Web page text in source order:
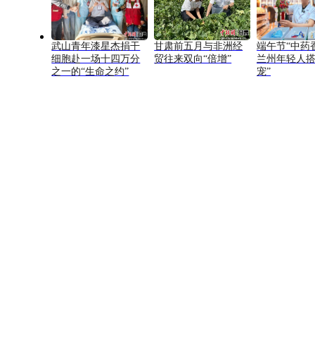
武山青年漆星杰捐干
细胞赴一场十四万分
之一的“生命之约”
甘肃前五月与非洲经
贸往来双向“倍增”
端午节“中药
兰州年轻人
宠”